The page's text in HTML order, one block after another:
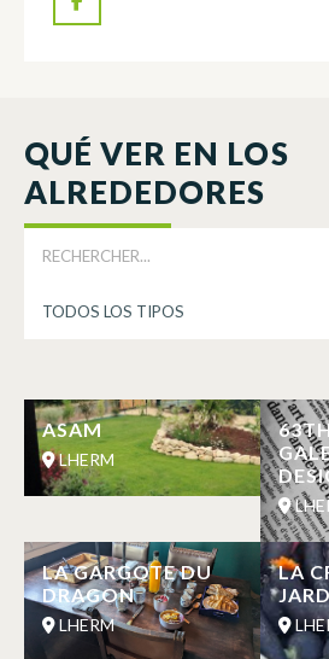
QUÉ VER EN LOS
ALREDEDORES
ASAM
LHERM
LA GARGOTE DU
DRAGON
LHERM
LA